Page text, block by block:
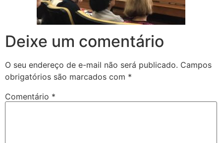
Deixe um comentário
O seu endereço de e-mail não será publicado. Campos
obrigatórios são marcados com *
Comentário *